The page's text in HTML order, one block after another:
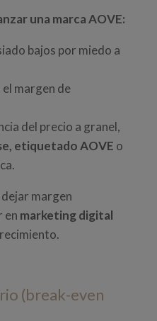
una marca AOVE:
bajos por miedo a
margen de
del precio a granel,
etiquetado AOVE o
margen
en marketing digital
(break-even